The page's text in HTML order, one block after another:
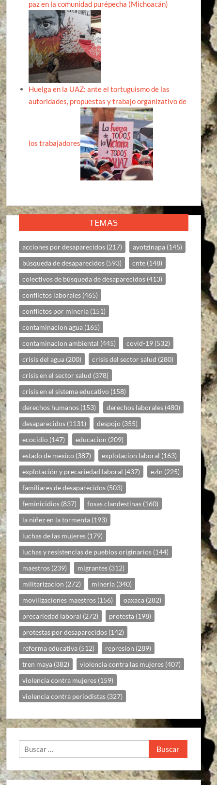
paz en la comunidad purépecha (Michoacán)
Huelga en la UAZ: ante el tortuguismo de las
autoridades, propuestas y trabajo organizativo de
los trabajadores
TEMAS
acciones por desaparecidos (217) ayotzinapa (145)
búsqueda de desaparecidos (593) cnte (148)
colectivos de búsqueda de desaparecidos (413)
conflictos laborales (465)
conflictos por mineria (151)
contaminacion agua (165)
contaminacion ambiental (445) covid-19 (532)
crisis del agua (200) crisis del sector salud (280)
crisis en el sector salud (378)
crisis en el sistema educativo (158)
derechos humanos (153) derechos laborales (480)
desaparecidos (1131) despojo (355)
ecocidio (147) educacion (209)
estado de mexico (387) explotacion laboral (163)
explotación y precariedad laboral (437) ezln (225)
familiares de desaparecidos (503)
feminicidios (837) fosas clandestinas (160)
la niñez en la tormenta (193)
luchas de las mujeres (179)
luchas y resistencias de pueblos originarios (144)
maestros (239) migrantes (312)
militarizacion (272) mineria (340)
movilizaciones maestros (156) oaxaca (282)
precariedad laboral (272) protesta (198)
protestas por desaparecidos (142)
reforma educativa (512) represion (289)
tren maya (382) violencia contra las mujeres (407)
violencia contra mujeres (159)
violencia contra periodistas (327)
Buscar: